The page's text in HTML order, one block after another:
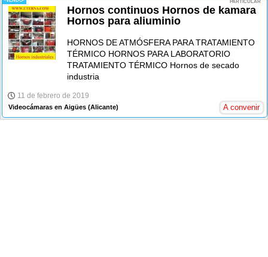
PARTICULAR
Hornos continuos Hornos de kamara
Hornos para aliuminio
HORNOS DE ATMÓSFERA PARA TRATAMIENTO
TÉRMICO HORNOS PARA LABORATORIO
TRATAMIENTO TÉRMICO Hornos de secado
industria
11 de febrero de 2019
Videocámaras en Aigües (Alicante) A convenir